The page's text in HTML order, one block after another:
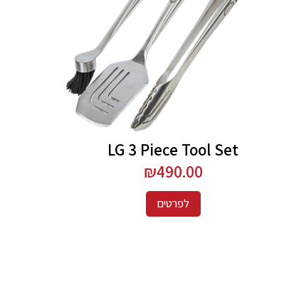
LG 3 Piece Tool Set
₪490.00
לפרטים